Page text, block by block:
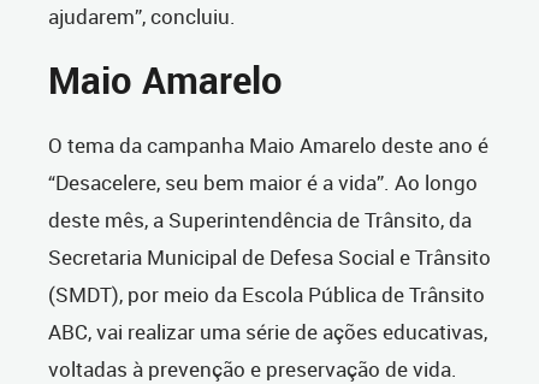
ajudarem”, concluiu.
Maio Amarelo
O tema da campanha Maio Amarelo deste ano é
“Desacelere, seu bem maior é a vida”. Ao longo
deste mês, a Superintendência de Trânsito, da
Secretaria Municipal de Defesa Social e Trânsito
(SMDT), por meio da Escola Pública de Trânsito
ABC, vai realizar uma série de ações educativas,
voltadas à prevenção e preservação de vida.